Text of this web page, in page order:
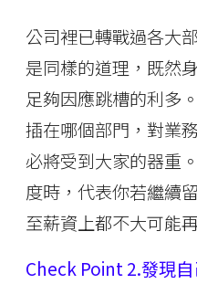
公司裡已轉戰過各大
是同樣的道理，既然
足夠因應跳槽的利多
插在哪個部門，對業
必將受到大家的器重
度時，代表你若繼續
至薪資上都不大可能
Check Point 2.發現